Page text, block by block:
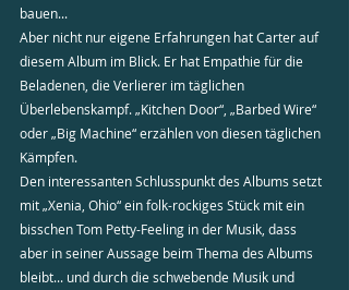
bauen...
Aber nicht nur eigene Erfahrungen hat Carter auf
diesem Album im Blick. Er hat Empathie für die
Beladenen, die Verlierer im täglichen
Überlebenskampf. „Kitchen Door“, „Barbed Wire“
oder „Big Machine“ erzählen von diesen täglichen
Kämpfen.
Den interessanten Schlusspunkt des Albums setzt
mit „Xenia, Ohio“ ein folk-rockiges Stück mit ein
bisschen Tom Petty-Feeling in der Musik, dass
aber in seiner Aussage beim Thema des Albums
bleibt... und durch die schwebende Musik und